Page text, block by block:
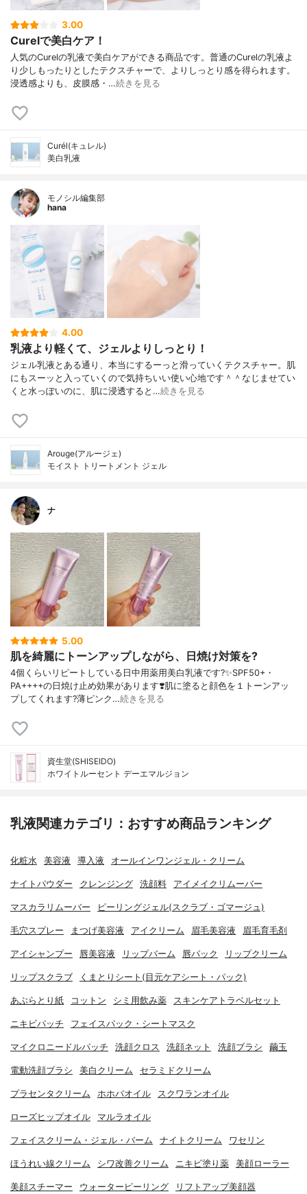
3.00
Curelで美白ケア！
人気のCurelの乳液で美白ケアができる商品です。普通のCurelの乳液よ
り少しもったりとしたテクスチャーで、よりしっとり感を得られます。
浸透感よりも、皮膜感・…続きを見る
Curél(キュレル)
美白乳液
モノシル編集部
hana
4.00
乳液より軽くて、ジェルよりしっとり！
ジェル乳液とある通り、本当にするーっと滑っていくテクスチャー。肌
にもスーッと入っていくので気持ちいい使い心地です＾＾なじませてい
くと水っぽいのに、肌に浸透すると…続きを見る
Arouge(アルージェ)
モイスト トリートメント ジェル
ナ
5.00
肌を綺麗にトーンアップしながら、日焼け対策を?
4個くらいリピートしている日中用薬用美白乳液です?✨SPF50+・
PA++++の日焼け止め効果があります❣️肌に塗ると顔色を１トーンアッ
プしてくれます?薄ピンク…続きを見る
資生堂(SHISEIDO)
ホワイトルーセント デーエマルジョン
乳液関連カテゴリ：おすすめ商品ランキング
化粧水 美容液 導入液 オールインワンジェル・クリーム
ナイトパウダー クレンジング 洗顔料 アイメイクリムーバー
マスカラリムーバー ピーリングジェル(スクラブ・ゴマージュ)
毛穴スプレー まつげ美容液 アイクリーム 眉毛美容液 眉毛育毛剤
アイシャンプー 唇美容液 リップバーム 唇パック リップクリーム
リップスクラブ くまとりシート(目元ケアシート・パック)
あぶらとり紙 コットン シミ用飲み薬 スキンケアトラベルセット
ニキビパッチ フェイスパック・シートマスク
マイクロニードルパッチ 洗顔クロス 洗顔ネット 洗顔ブラシ 繭玉
電動洗顔ブラシ 美白クリーム セラミドクリーム
プラセンタクリーム ホホバオイル スクワランオイル
ローズヒップオイル マルラオイル
フェイスクリーム・ジェル・バーム ナイトクリーム ワセリン
ほうれい線クリーム シワ改善クリーム ニキビ塗り薬 美顔ローラー
美顔スチーマー ウォーターピーリング リフトアップ美顔器